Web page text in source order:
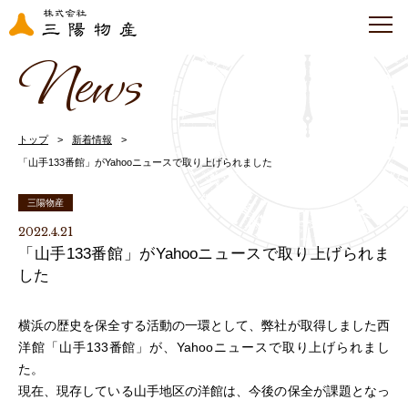
News
トップ 新着情報
「山手133番館」がYahooニュースで取り上げられました
三陽物産
2022.4.21
「山手133番館」がYahooニュースで取り上げられま
した
横浜の歴史を保全する活動の一環として、弊社が取得しました西
洋館「山手133番館」が、Yahooニュースで取り上げられまし
た。
現在、現存している山手地区の洋館は、今後の保全が課題となっ